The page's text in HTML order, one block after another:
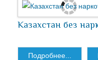
Казахстан без
Подробнее...